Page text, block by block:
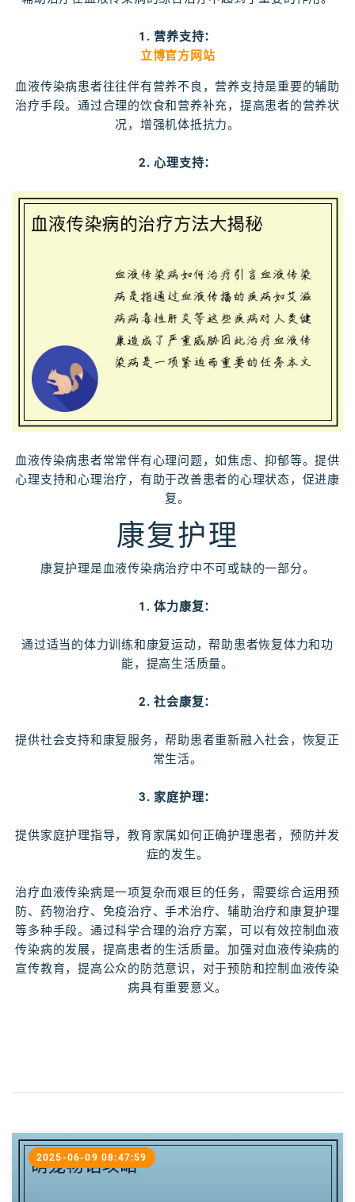
1. 营养支持：
立博官方网站
血液传染病患者往往伴有营养不良，营养支持是重要的辅助
治疗手段。通过合理的饮食和营养补充，提高患者的营养状
况，增强机体抵抗力。
2. 心理支持：
血液传染病患者常常伴有心理问题，如焦虑、抑郁等。提供
心理支持和心理治疗，有助于改善患者的心理状态，促进康
复。
康复护理
康复护理是血液传染病治疗中不可或缺的一部分。
1. 体力康复：
通过适当的体力训练和康复运动，帮助患者恢复体力和功
能，提高生活质量。
2. 社会康复：
提供社会支持和康复服务，帮助患者重新融入社会，恢复正
常生活。
3. 家庭护理：
提供家庭护理指导，教育家属如何正确护理患者，预防并发
症的发生。
治疗血液传染病是一项复杂而艰巨的任务，需要综合运用预
防、药物治疗、免疫治疗、手术治疗、辅助治疗和康复护理
等多种手段。通过科学合理的治疗方案，可以有效控制血液
传染病的发展，提高患者的生活质量。加强对血液传染病的
宣传教育，提高公众的防范意识，对于预防和控制血液传染
病具有重要意义。
2025-06-09 08:47:59